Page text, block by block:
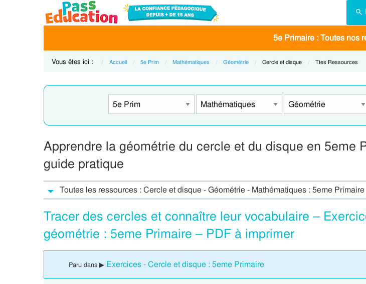
5e Primaire : Toutes nos
Vous êtes ici : Accueil 5e Prim Mathématiques Géométrie Current:
Cercle et disque Current:
Ttes Ressources
Apprendre la géométrie du cercle et du disque en 5eme
guide pratique
Toutes les ressources : Cercle et disque - Géométrie - Mathématiques : 5eme Primaire
Tracer des cercles et connaître leur vocabulaire –
géométrie : 5eme Primaire – PDF à imprimer
Paru dans ▶ Exercices - Cercle et disque : 5eme Primaire